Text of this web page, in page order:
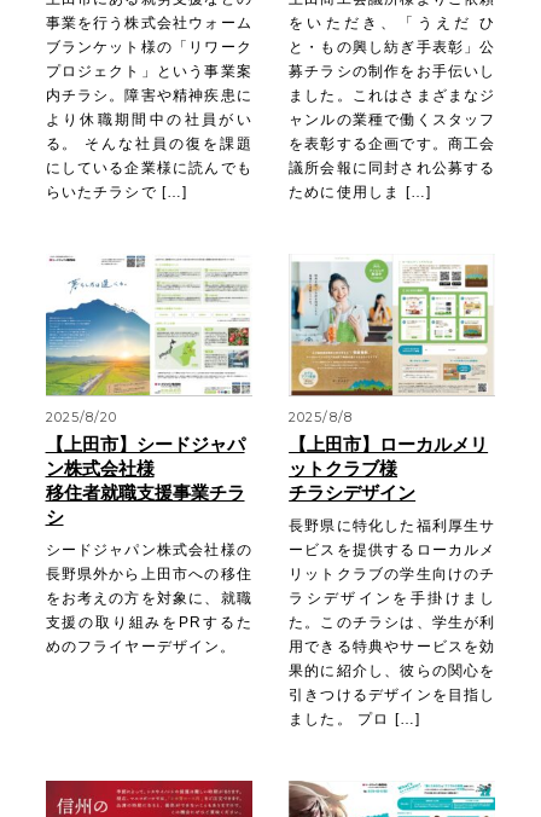
事業を行う株式会社ウォーム
ブランケット様の「リワーク
プロジェクト」という事業案
内チラシ。障害や精神疾患に
より休職期間中の社員がい
る。 そんな社員の復を課題
にしている企業様に読んでも
らいたチラシで […]
をいただき、「うえだ ひ
と・もの興し紡ぎ手表彰」公
募チラシの制作をお手伝いし
ました。これはさまざまなジ
ャンルの業種で働くスタッフ
を表彰する企画です。商工会
議所会報に同封され公募する
ために使用しま […]
2025/8/20
【上田市】シードジャパ
ン株式会社様
移住者就職支援事業チラ
シ
シードジャパン株式会社様の
長野県外から上田市への移住
をお考えの方を対象に、就職
支援の取り組みをPRするた
めのフライヤーデザイン。
2025/8/8
【上田市】ローカルメリ
ットクラブ様
チラシデザイン
長野県に特化した福利厚生サ
ービスを提供するローカルメ
リットクラブの学生向けのチ
ラシデザインを手掛けまし
た。このチラシは、学生が利
用できる特典やサービスを効
果的に紹介し、彼らの関心を
引きつけるデザインを目指し
ました。 プロ […]